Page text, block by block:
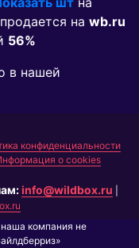
на wb.ru
56%
в нашей
конфиденциальности
о cookies
info@wildbox.ru
компания не